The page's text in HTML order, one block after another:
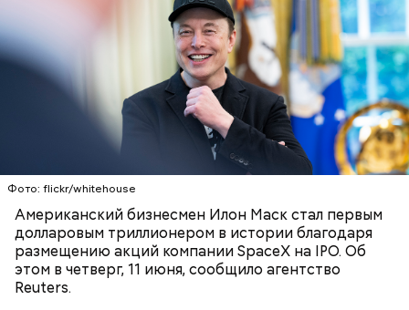
Фото: flickr/whitehouse
Американский бизнесмен Илон Маск стал первым
долларовым триллионером в истории благодаря
размещению акций компании SpaceX на IPO. Об
этом в четверг, 11 июня, сообщило агентство
Reuters.
К тому же здесь водятся редкие виды животных и
других растений, которых в мире больше нигде не
встретить. На Сокотре также есть горы,
известняковое плато и прибрежные равнины,
которые дополняют «внеземную» атмосферу.
Фото: World Economic Forum / CC BY-NC-SA 2.0